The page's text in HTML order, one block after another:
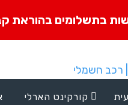
בתשלומים בהוראת
קורקינט הארלי